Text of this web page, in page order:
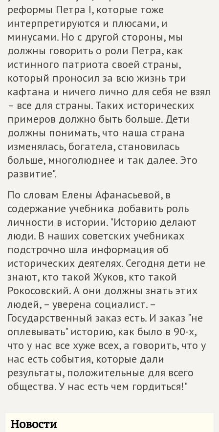
реформы Петра I, которые тоже
интерпретируются и плюсами, и
минусами. Но с другой стороны, мы
должны говорить о роли Петра, как
истинного патриота своей страны,
который проносил за всю жизнь три
кафтана и ничего лично для себя не взял
– все для страны. Таких исторических
примеров должно быть больше. Дети
должны понимать, что наша страна
изменялась, богатела, становилась
больше, многолюднее и так далее. Это
развитие".
По словам Елены Афанасьевой, в
содержание учебника добавить роль
личности в истории. "Историю делают
люди. В наших советских учебниках
подстрочно шла информация об
исторических деятелях. Сегодня дети не
знают, кто такой Жуков, кто такой
Рокосовский. А они должны знать этих
людей, – уверена социалист. –
Государственный заказ есть. И заказ "не
оплевывать" историю, как было в 90-х,
что у нас все хуже всех, а говорить, что у
нас есть события, которые дали
результаты, положительные для всего
общества. У нас есть чем гордиться!"
Новости